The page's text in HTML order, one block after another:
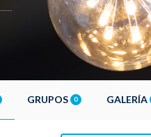
GRUPOS 0 GALERÍA